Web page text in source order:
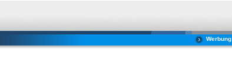
Werbung